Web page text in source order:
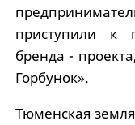
приступили к
бренда -
Горбунок».
Тюменская